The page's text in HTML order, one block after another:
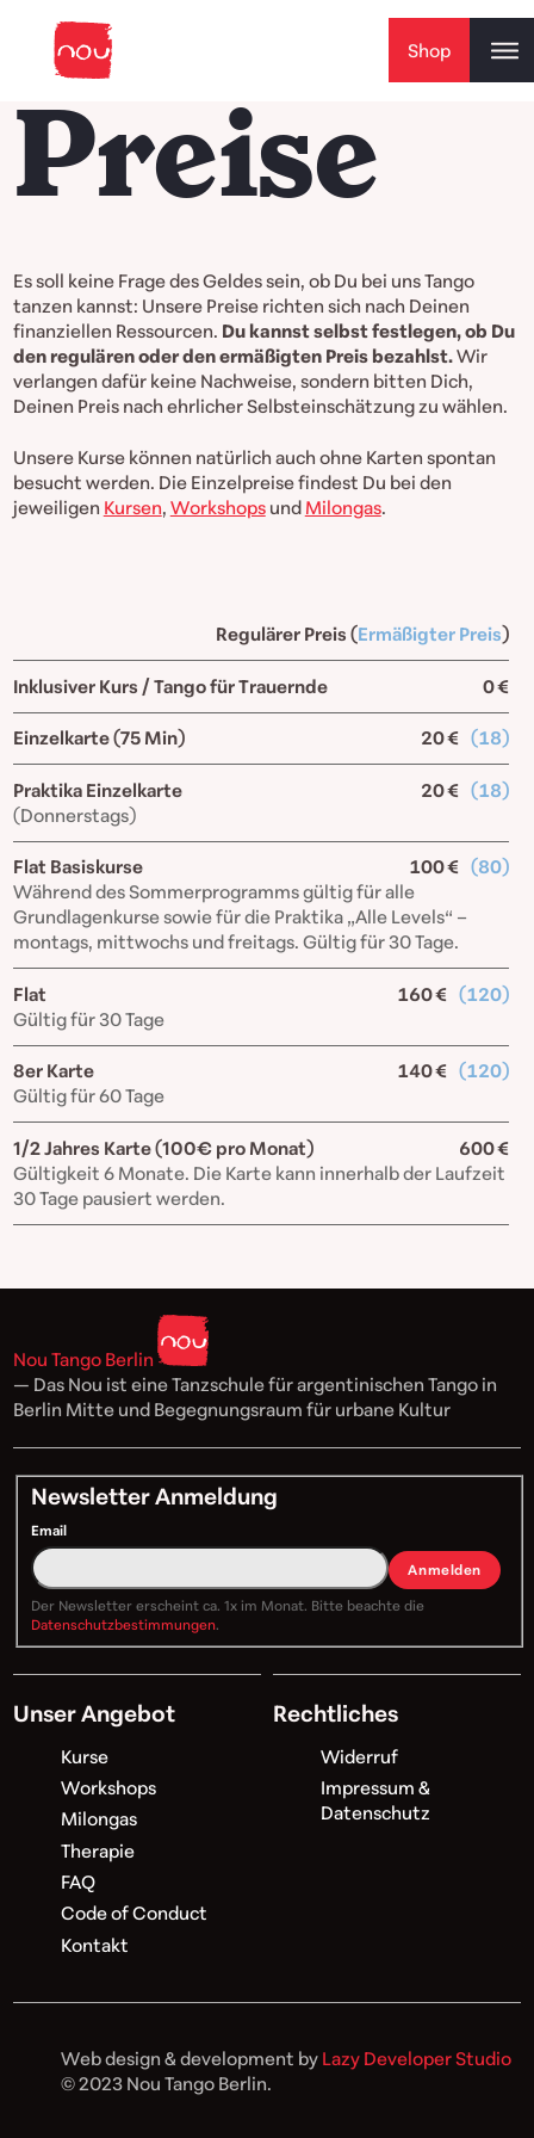
Shop
Preise
Es soll keine Frage des Geldes sein, ob Du bei uns Tango
tanzen kannst: Unsere Preise richten sich nach Deinen
finanziellen Ressourcen. Du kannst selbst festlegen, ob Du
den regulären oder den ermäßigten Preis bezahlst.Wir
verlangen dafür keine Nachweise, sondern bitten Dich,
Deinen Preis nach ehrlicher Selbsteinschätzung zu wählen.
Unsere Kurse können natürlich auch ohne Karten spontan
besucht werden. Die Einzelpreise findest Du bei den
jeweiligen Kursen, Workshopsund Milongas.
Regulärer Preis (Ermäßigter Preis)
Inklusiver Kurs / Tango für Trauernde 0 €
Einzelkarte (75 Min) 20 €(18)
Praktika Einzelkarte 20 € (18)
(Donnerstags)
Flat Basiskurse 100 €(80)
Während des Sommerprogramms gültig für alle
Grundlagenkurse sowie für die Praktika „Alle Levels“ –
montags, mittwochs und freitags. Gültig für 30 Tage.
Flat 160 € (120)
Gültig für 30 Tage
8er Karte 140 €(120)
Gültig für 60 Tage
1/2 Jahres Karte (100€ pro Monat)
600 €
Gültigkeit 6 Monate. Die Karte kann innerhalb der Laufzeit
30 Tage pausiert werden.
Nou Tango Berlin
— Das Nou ist eine Tanzschule für argentinischen Tango in
Berlin Mitte und Begegnungsraum für urbane Kultur
Newsletter Anmeldung
Email
Anmelden
Der Newsletter erscheint ca. 1x im Monat. Bitte beachte die
Datenschutzbestimmungen.
Unser Angebot
Kurse
Workshops
Milongas
Therapie
FAQ
Code of Conduct
Kontakt
Rechtliches
Widerruf
Impressum &
Datenschutz
Web design & development by Lazy Developer Studio
© 2023 Nou Tango Berlin.